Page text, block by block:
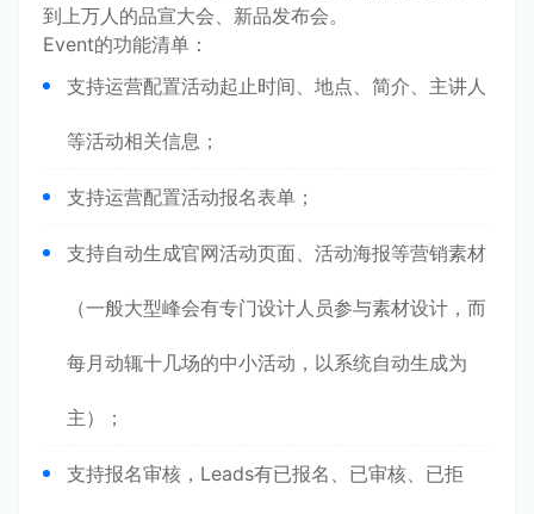
到上万人的品宣大会、新品发布会。
Event的功能清单：
支持运营配置活动起止时间、地点、简介、主讲人
等活动相关信息；
支持运营配置活动报名表单；
支持自动生成官网活动页面、活动海报等营销素材
（一般大型峰会有专门设计人员参与素材设计，而
每月动辄十几场的中小活动，以系统自动生成为
主）；
支持报名审核，Leads有已报名、已审核、已拒